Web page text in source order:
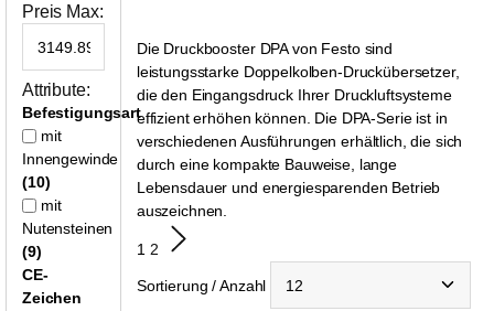
Die Druckbooster DPA von Festo sind
leistungsstarke Doppelkolben-Druckübersetzer,
die den Eingangsdruck Ihrer Druckluftsysteme
effizient erhöhen können. Die DPA-Serie ist in
verschiedenen Ausführungen erhältlich, die sich
durch eine kompakte Bauweise, lange
Lebensdauer und energiesparenden Betrieb
auszeichnen.
1 2
Sortierung / Anzahl
Preis Max:
Attribute:
Befestigungsart
mit
Innengewinde
(10)
mit
Nutensteinen
(9)
CE-
Zeichen